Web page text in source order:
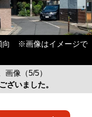
向 ※画像はイメージで
画像（5/5）
ざいました。